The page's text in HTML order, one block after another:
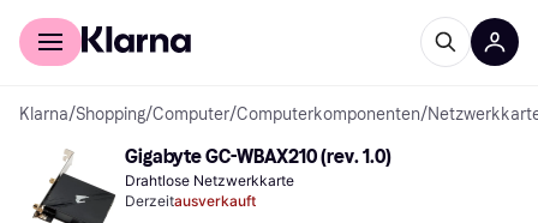
Für Shopper
Klarna/Shopping/Computer/Computerkomponenten/
Gigabyte GC-WBAX210 (rev. 1.0)
Drahtlose Netzwerkkarte
Derzeitausverkauft